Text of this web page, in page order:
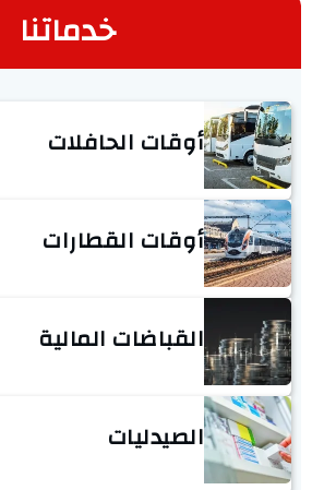
خدماتنا
أوقات الحافلات
أوقات القطارات
القباضات المالية
الصيدليات